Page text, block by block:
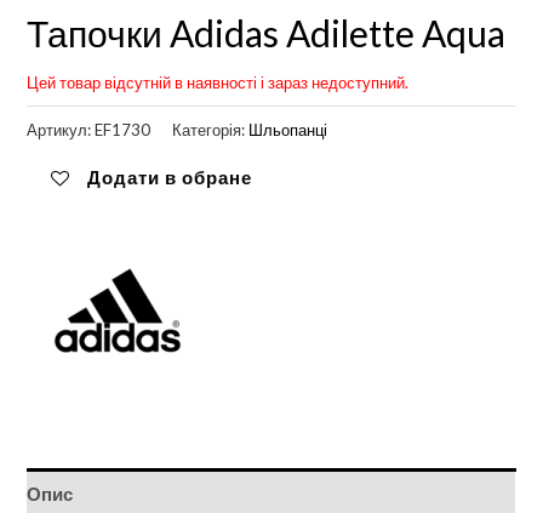
Тапочки Adidas Adilette Aqua
Цей товар відсутній в наявності і зараз недоступний.
Артикул:EF1730 Категорія: Шльопанці
Додати в обране
Опис